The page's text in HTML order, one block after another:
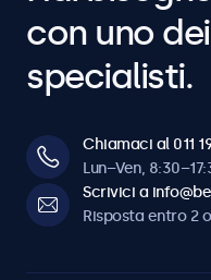
con uno
specialisti.
Chiamaci al 011
Lun–Ven,
Scrivici a
Risposta entro 2